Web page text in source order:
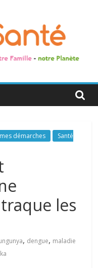
démarches
Santé
les
, dengue, maladie